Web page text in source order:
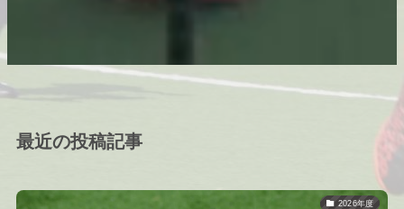
最近の投稿記事
2026年度